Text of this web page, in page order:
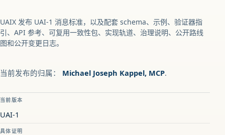
UAIX 发布 UAI-1 消息标准，以及配套 schema、示例、验证器指
引、API 参考、可复用一致性包、实现轨道、治理说明、公开路线
图和公开变更日志。
当前发布的归属： Michael Joseph Kappel, MCP.
当前版本
UAI-1
具体证明